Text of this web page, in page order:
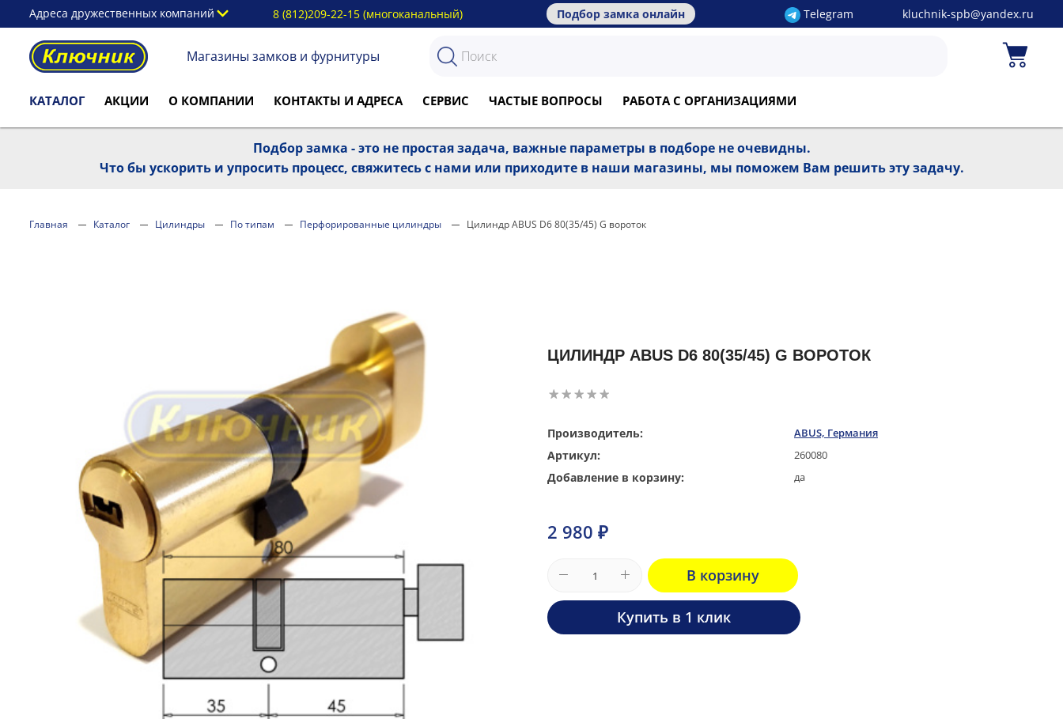
Адреса дружественных компаний 8 (812)209-22-15 (многоканальный) Подбор замка онлайн Telegram kluchnik-spb@yandex.ru
Магазины замков и фурнитуры
КАТАЛОГ АКЦИИ О КОМПАНИИ КОНТАКТЫ И АДРЕСА СЕРВИС ЧАСТЫЕ ВОПРОСЫ РАБОТА С ОРГАНИЗАЦИЯМИ
Подбор замка - это не простая задача, важные параметры в подборе не очевидны.
Что бы ускорить и упросить процесс, свяжитесь с нами или приходите в наши магазины, мы поможем Вам решить эту задачу.
Главная Каталог Цилиндры По типам Перфорированные цилиндры Цилиндр ABUS D6 80(35/45) G вороток
ЦИЛИНДР ABUS D6 80(35/45) G ВОРОТОК
Производитель: ABUS, Германия
Артикул: 260080
Добавление в корзину: да
2 980 ₽
В корзину
Купить в 1 клик